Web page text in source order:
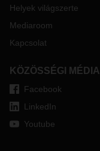
Helyek világszerte
Mediaroom
Kapcsolat
KÖZÖSSÉGI MÉDIA
Facebook
LinkedIn
Youtube